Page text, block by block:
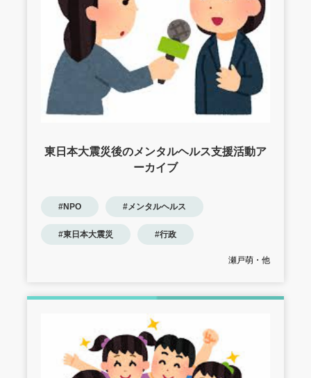
東日本大震災後のメンタルヘルス支援活動ア
ーカイブ
#NPO #メンタルヘルス
#東日本大震災 #行政
瀬戸萌・他